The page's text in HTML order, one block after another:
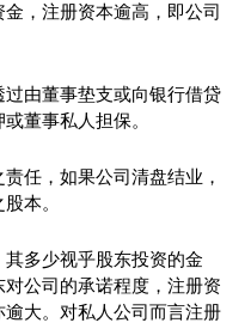
，注册资本逾高，即公司
由董事垫支或向银行借贷
董事私人担保。
任，如果公司清盘结业，
本。
多少视乎股东投资的金
公司的承诺程度，注册资
大。对私人公司而言注册